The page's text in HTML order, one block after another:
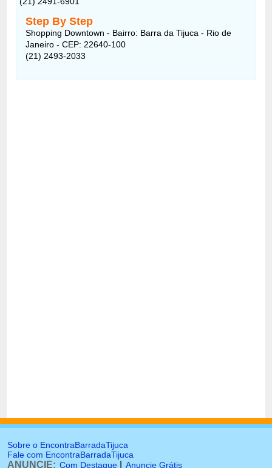
Step By Step
Shopping Downtown - Bairro: Barra da Tijuca - Rio de
Janeiro - CEP: 22640-100
(21) 2493-2033
Sobre o EncontraBarradaTijuca
Fale com EncontraBarradaTijuca
ANUNCIE: Com Destaque Anuncie Grátis